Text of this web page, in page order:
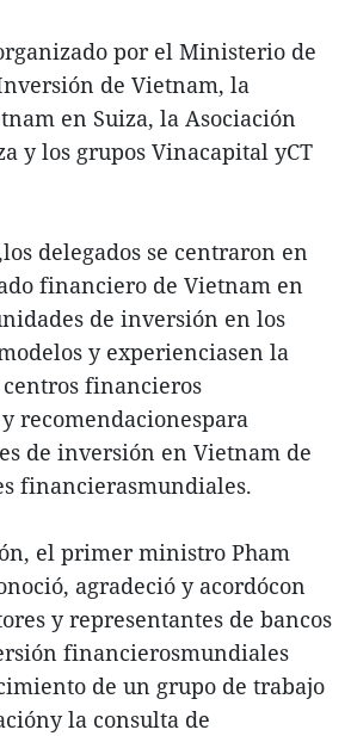
por el Ministerio de
de Vietnam, la
en Suiza, la Asociación
y los grupos Vinacapital yCT
delegados se centraron en
financiero de Vietnam en
de inversión en los
y experienciasen la
financieros
recomendacionespara
de inversión en Vietnam de
financierasmundiales.
el primer ministro Pham
agradeció y acordócon
y representantes de bancos
financierosmundiales
de un grupo de trabajo
la consulta de